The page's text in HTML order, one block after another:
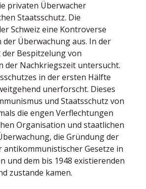
privaten Überwacher
Staatsschutz. Die
Schweiz eine Kontroverse
Überwachung aus. In der
Bespitzelung von
der Nachkriegszeit untersucht.
in der ersten Hälfte
unerforscht. Dieses
und Staatsschutz von
die engen Verflechtungen
Organisation und staatlichen
die Gründung der
antikommunistischer Gesetze in
und dem bis 1948 existierenden
zustande kamen.